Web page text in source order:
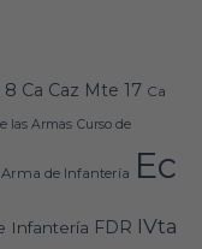
8 Ca Caz Mte 17 Ca
las Armas Curso de
Arma de Infantería Ec
Infantería FDR IVta